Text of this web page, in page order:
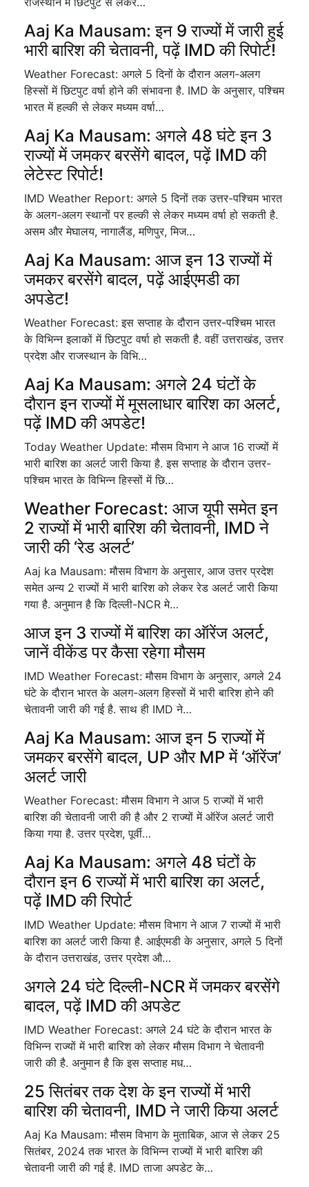
Aaj Ka Mausam: इन 9 राज्यों में जारी हुई
भारी बारिश की चेतावनी, पढ़ें IMD की रिपोर्ट!
Weather Forecast: अगले 5 दिनों के दौरान अलग-अलग
हिस्सों में छिटपुट वर्षा होने की संभावना है. IMD के अनुसार, पश्चिम
भारत में हल्की से लेकर मध्यम वर्षा…
Aaj Ka Mausam: अगले 48 घंटे इन 3
राज्यों में जमकर बरसेंगे बादल, पढ़ें IMD की
लेटेस्ट रिपोर्ट!
IMD Weather Report: अगले 5 दिनों तक उत्तर-पश्चिम भारत
के अलग-अलग स्थानों पर हल्की से लेकर मध्यम वर्षा हो सकती है.
असम और मेघालय, नागालैंड, मणिपुर, मिज…
Aaj Ka Mausam: आज इन 13 राज्यों में
जमकर बरसेंगे बादल, पढ़ें आईएमडी का
अपडेट!
Weather Forecast: इस सप्ताह के दौरान उत्तर-पश्चिम भारत
के विभिन्न इलाकों में छिटपुट वर्षा हो सकती है. वहीं उत्तराखंड, उत्तर
प्रदेश और राजस्थान के विभि…
Aaj Ka Mausam: अगले 24 घंटों के
दौरान इन राज्यों में मूसलाधार बारिश का अलर्ट,
पढ़ें IMD की अपडेट!
Today Weather Update: मौसम विभाग ने आज 16 राज्यों में
भारी बारिश का अलर्ट जारी किया है. इस सप्ताह के दौरान उत्तर-
पश्चिम भारत के विभिन्न हिस्सों में छि…
Weather Forecast: आज यूपी समेत इन
2 राज्यों में भारी बारिश की चेतावनी, IMD ने
जारी की ‘रेड अलर्ट’
Aaj ka Mausam: मौसम विभाग के अनुसार, आज उत्तर प्रदेश
समेत अन्य 2 राज्यों में भारी बारिश को लेकर रेड अलर्ट जारी किया
गया है. अनुमान है कि दिल्ली-NCR मे…
आज इन 3 राज्यों में बारिश का ऑरेंज अलर्ट,
जानें वीकेंड पर कैसा रहेगा मौसम
IMD Weather Forecast: मौसम विभाग के अनुसार, अगले 24
घंटे के दौरान भारत के अलग-अलग हिस्सों में भारी बारिश होने की
चेतावनी जारी की गई है. साथ ही IMD ने…
Aaj Ka Mausam: आज इन 5 राज्यों में
जमकर बरसेंगे बादल, UP और MP में ‘ऑरेंज’
अलर्ट जारी
Weather Forecast: मौसम विभाग ने आज 5 राज्यों में भारी
बारिश की चेतावनी जारी की है और 2 राज्यों में ऑरेंज अलर्ट जारी
किया गया है. उत्तर प्रदेश, पूर्वी…
Aaj Ka Mausam: अगले 48 घंटों के
दौरान इन 6 राज्यों में भारी बारिश का अलर्ट,
पढ़ें IMD की रिपोर्ट
IMD Weather Update: मौसम विभाग ने आज 7 राज्यों में भारी
बारिश का अलर्ट जारी किया है. आईएमडी के अनुसार, अगले 5 दिनों
के दौरान उत्तराखंड, उत्तर प्रदेश औ…
अगले 24 घंटे दिल्ली-NCR में जमकर बरसेंगे
बादल, पढ़ें IMD की अपडेट
IMD Weather Forecast: अगले 24 घंटे के दौरान भारत के
विभिन्न राज्यों में भारी बारिश को लेकर मौसम विभाग ने चेतावनी
जारी की है. अनुमान है कि इस सप्ताह मध…
25 सितंबर तक देश के इन राज्यों में भारी
बारिश की चेतावनी, IMD ने जारी किया अलर्ट
Aaj Ka Mausam: मौसम विभाग के मुताबिक, आज से लेकर 25
सितंबर, 2024 तक भारत के विभिन्न राज्यों में भारी बारिश की
चेतावनी जारी की गई है. IMD ताजा अपडेट के…